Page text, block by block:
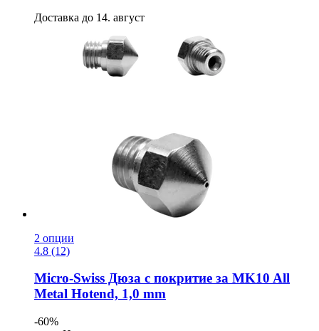
Доставка до 14. август
2 опции
4.8 (12)
Micro-Swiss Дюза с покритие за MK10 All
Metal Hotend, 1,0 mm
-60%